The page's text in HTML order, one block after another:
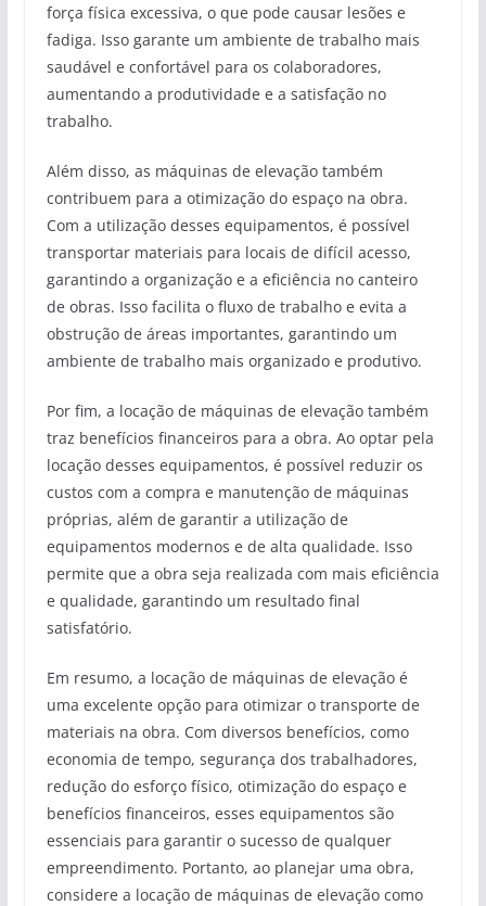
força física excessiva, o que pode causar lesões e
fadiga. Isso garante um ambiente de trabalho mais
saudável e confortável para os colaboradores,
aumentando a produtividade e a satisfação no
trabalho.
Além disso, as máquinas de elevação também
contribuem para a otimização do espaço na obra.
Com a utilização desses equipamentos, é possível
transportar materiais para locais de difícil acesso,
garantindo a organização e a eficiência no canteiro
de obras. Isso facilita o fluxo de trabalho e evita a
obstrução de áreas importantes, garantindo um
ambiente de trabalho mais organizado e produtivo.
Por fim, a locação de máquinas de elevação também
traz benefícios financeiros para a obra. Ao optar pela
locação desses equipamentos, é possível reduzir os
custos com a compra e manutenção de máquinas
próprias, além de garantir a utilização de
equipamentos modernos e de alta qualidade. Isso
permite que a obra seja realizada com mais eficiência
e qualidade, garantindo um resultado final
satisfatório.
Em resumo, a locação de máquinas de elevação é
uma excelente opção para otimizar o transporte de
materiais na obra. Com diversos benefícios, como
economia de tempo, segurança dos trabalhadores,
redução do esforço físico, otimização do espaço e
benefícios financeiros, esses equipamentos são
essenciais para garantir o sucesso de qualquer
empreendimento. Portanto, ao planejar uma obra,
considere a locação de máquinas de elevação como